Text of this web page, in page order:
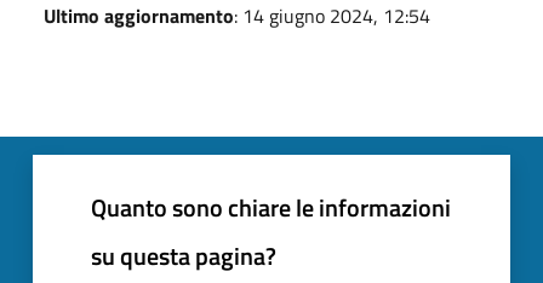
Ultimo aggiornamento: 14 giugno 2024, 12:54
Quanto sono chiare le informazioni
su questa pagina?